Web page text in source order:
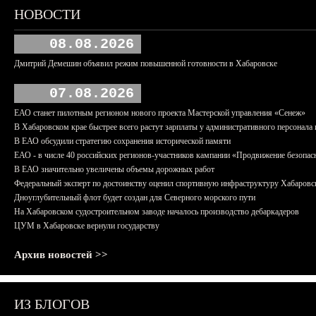
НОВОСТИ
08.08.2026
Дмитрий Демешин объявил режим повышенной готовности в Хабаровске
07.08.2026
ЕАО станет пилотным регионом нового проекта Мастерской управления «Сенеж»
В Хабаровском крае быстрее всего растут зарплаты у административного персонала
В ЕАО обсудили стратегию сохранения исторической памяти
ЕАО - в числе 40 российских регионов-участников кампании «Продвижение
В ЕАО значительно увеличены объемы дорожных работ
Федеральный эксперт по достоинству оценил спортивную инфраструктуру
Дноуглубительный флот будет создан для Северного морского пути
На Хабаровском судостроительном заводе началось производство дебаркадеров
ЦУМ в Хабаровске вернули государству
Архив новостей >>
ИЗ БЛОГОВ